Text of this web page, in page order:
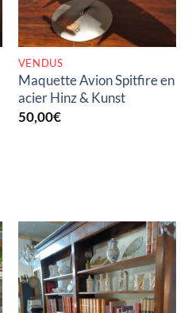
VENDUS
Maquette Avion Spitfire en
acier Hinz & Kunst
50,00€